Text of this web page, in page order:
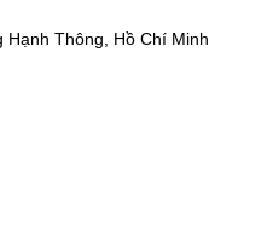
Thông, Hồ Chí Minh